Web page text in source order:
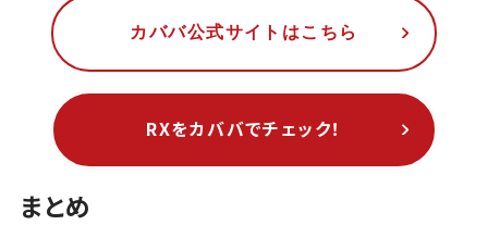
カババ公式サイトはこちら
RXをカババでチェック！
まとめ